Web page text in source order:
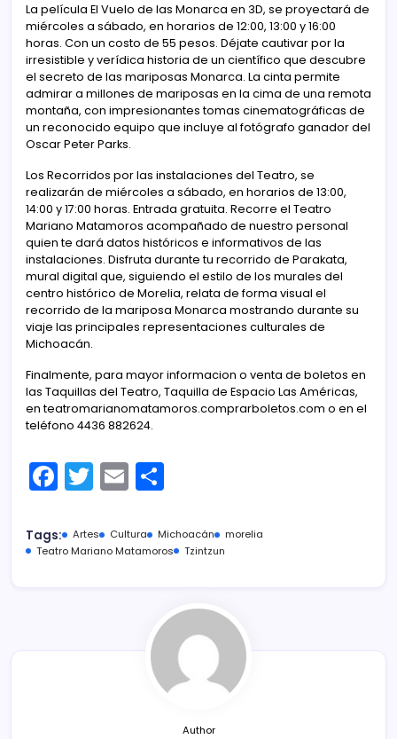
La película El Vuelo de las Monarca en 3D, se proyectará de
miércoles a sábado, en horarios de 12:00, 13:00 y 16:00
horas. Con un costo de 55 pesos. Déjate cautivar por la
irresistible y verídica historia de un científico que descubre
el secreto de las mariposas Monarca. La cinta permite
admirar a millones de mariposas en la cima de una remota
montaña, con impresionantes tomas cinematográficas de
un reconocido equipo que incluye al fotógrafo ganador del
Oscar Peter Parks.
Los Recorridos por las instalaciones del Teatro, se
realizarán de miércoles a sábado, en horarios de 13:00,
14:00 y 17:00 horas. Entrada gratuita. Recorre el Teatro
Mariano Matamoros acompañado de nuestro personal
quien te dará datos históricos e informativos de las
instalaciones. Disfruta durante tu recorrido de Parakata,
mural digital que, siguiendo el estilo de los murales del
centro histórico de Morelia, relata de forma visual el
recorrido de la mariposa Monarca mostrando durante su
viaje las principales representaciones culturales de
Michoacán.
Finalmente, para mayor informacion o venta de boletos en
las Taquillas del Teatro, Taquilla de Espacio Las Américas,
en teatromarianomatamoros.comprarboletos.com o en el
teléfono 4436 882624.
F
a
c
e
T
w
itt
er
E
m
ai
l
m
p
tir
Tags: Artes Cultura Michoacán
morelia
Teatro Mariano Matamoros
Tzintzun
Author